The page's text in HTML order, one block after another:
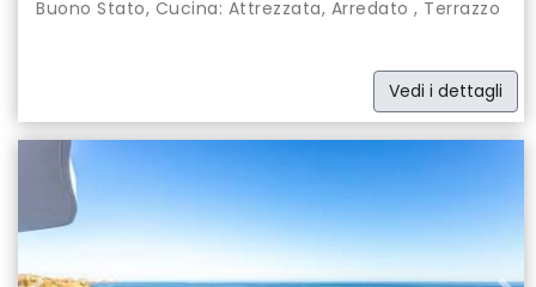
Buono Stato, Cucina: Attrezzata, Arredato , Terrazzo
Vedi i dettagli